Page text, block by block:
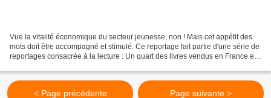
Vue la vitalité économique du secteur jeunesse, non ! Mais cet appétit des
mots doit être accompagné et stimulé. Ce reportage fait partie d'une série de
reportages consacrée à la lecture : Un quart des livres vendus en France est
< Page précédente Page suivante >